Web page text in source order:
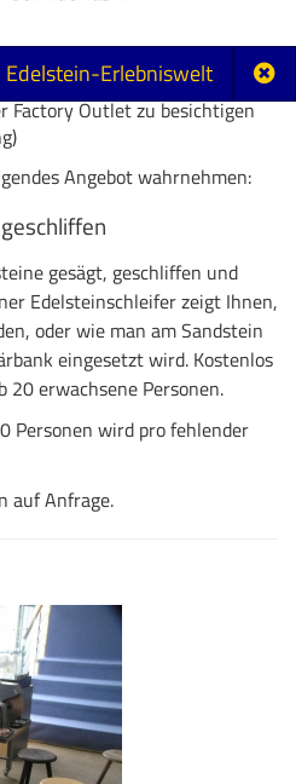
Edelstein-Erlebniswelt
Mineralien faszinieren zu
Factory Outlet zu besichtigen
Angebot wahrnehmen:
​​gesägt, geschliffen und
Edelsteinschleifer zeigt Ihnen,
oder wie man am Sandstein
eingesetzt wird. Kostenlos
20 erwachsene Personen.
Personen wird pro fehlender
auf Anfrage.